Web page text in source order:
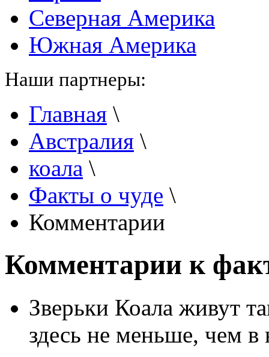
Северная Америка
Южная Америка
Наши партнеры:
Главная \
Австралия \
коала \
Факты о чуде \
Комментарии
Комментарии к
Зверьки Коала живут
здесь не меньше, чем